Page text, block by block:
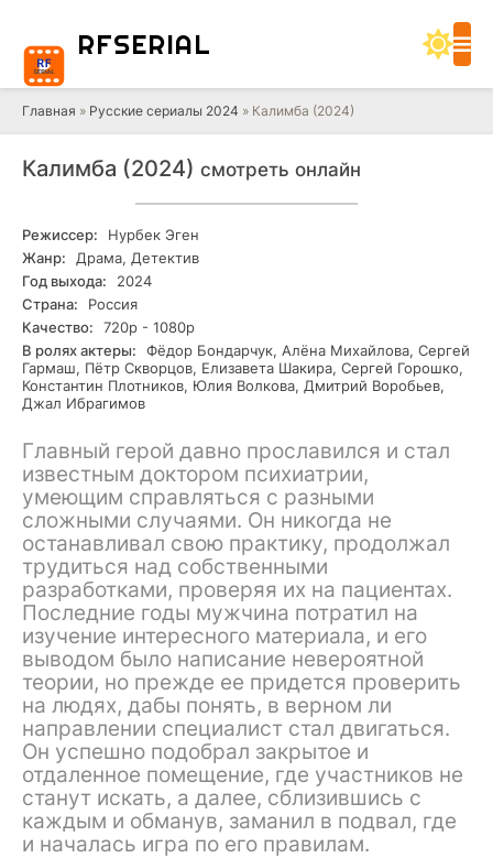
RFSERIAL
Главная » Русские сериалы 2024 » Калимба (2024)
Калимба (2024) смотреть онлайн
Режиссер:
Нурбек Эген
Жанр:
Драма, Детектив
Год выхода:
2024
Страна:
Россия
Качество:
720р - 1080р
В ролях актеры:
Фёдор Бондарчук, Алёна Михайлова, Сергей
Гармаш, Пётр Скворцов, Елизавета Шакира, Сергей Горошко,
Константин Плотников, Юлия Волкова, Дмитрий Воробьев,
Джал Ибрагимов
Главный герой давно прославился и стал
известным доктором психиатрии,
умеющим справляться с разными
сложными случаями. Он никогда не
останавливал свою практику, продолжал
трудиться над собственными
разработками, проверяя их на пациентах.
Последние годы мужчина потратил на
изучение интересного материала, и его
выводом было написание невероятной
теории, но прежде ее придется проверить
на людях, дабы понять, в верном ли
направлении специалист стал двигаться.
Он успешно подобрал закрытое и
отдаленное помещение, где участников не
станут искать, а далее, сблизившись с
каждым и обманув, заманил в подвал, где
и началась игра по его правилам.